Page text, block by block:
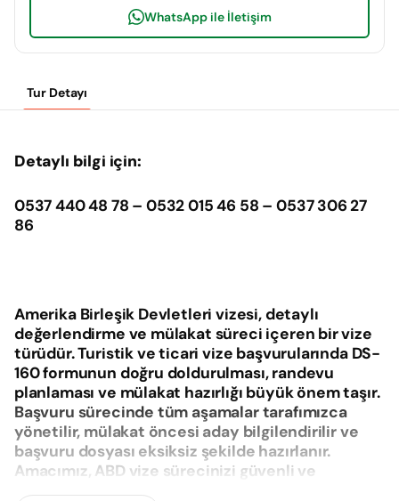
Tur Detayı
Detaylı bilgi için:
0537 440 48 78 – 0532 015 46 58 – 0537 306 27
86
Amerika Birleşik Devletleri vizesi, detaylı
değerlendirme ve mülakat süreci içeren bir vize
türüdür. Turistik ve ticari vize başvurularında DS-
160 formunun doğru doldurulması, randevu
planlaması ve mülakat hazırlığı büyük önem taşır.
Başvuru sürecinde tüm aşamalar tarafımızca
yönetilir, mülakat öncesi aday bilgilendirilir ve
başvuru dosyası eksiksiz şekilde hazırlanır.
Amacımız, ABD vize sürecinizi güvenli ve
kontrollü şekilde tamamlamaktır.
WhatsApp ile İletişim